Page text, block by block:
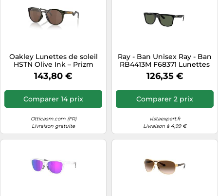
Oakley Lunettes de soleil
HSTN Olive Ink – Prizm
Tungsten Polarisées – réf.
OO9242-0352
143,80 €
Comparer 14 prix
Otticasm.com (FR)
Livraison gratuite
Ray - Ban Unisex Ray - Ban
RB4413M F68371 Lunettes
de soleil Nylon Noir Vert
Carré Normale
126,35 €
Comparer 2 prix
vistaexpert.fr
Livraison à 4,99 €